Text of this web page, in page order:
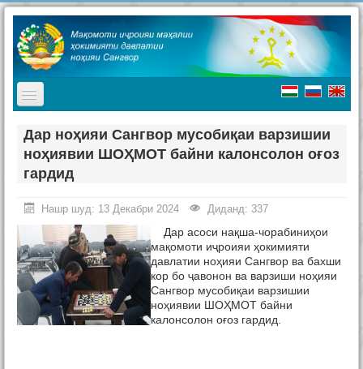
TPL_PROTOSTAR_TOGGLE_MENU
Мақомоти иҷроия
Таърих
Ҷашнҳо дар ноҳия
Ташриф ба ноҳия
Туризм
Хабарҳо
Дар ноҳияи Сангвор мусобиқаи варзишии
ноҳиявии ШОҲМОТ байни калонсолон оғоз
гардид
Нашр шуд: 13 Декабри 2024 Диданд: 337
Дар асоси нақша-чорабиниҳои
мақомоти иҷроияи ҳокимияти
давлатии ноҳияи Сангвор ва бахши
кор бо ҷавонон ва варзиши ноҳияи
Сангвор мусобиқаи варзишии
ноҳиявии ШОҲМОТ байни
калонсолон оғоз гардид.